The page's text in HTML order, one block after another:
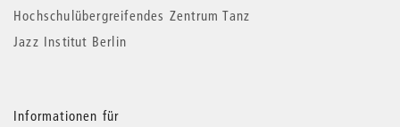
Hochschulübergreifendes Zentrum Tanz
Jazz Institut Berlin
Informationen für